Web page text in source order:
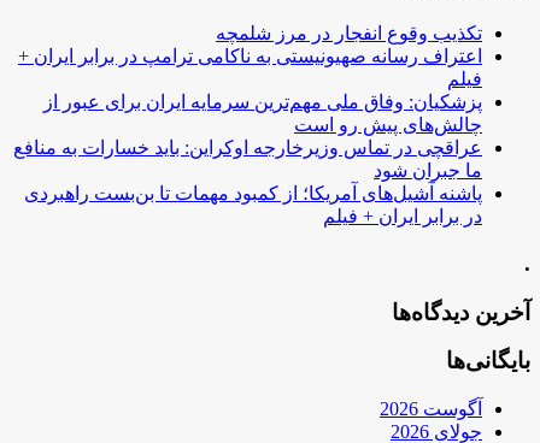
تکذیب وقوع انفجار در مرز شلمچه
اعتراف رسانه صهیونیستی به ناکامی ترامپ در برابر ایران +
فیلم
پزشکیان: وفاق ملی مهم‌ترین سرمایه ایران برای عبور از
چالش‌های پیش رو است
عراقچی در تماس وزیرخارجه اوکراین: باید خسارات به منافع
ما جبران شود
پاشنه آشیل‌های آمریکا؛ از کمبود مهمات تا بن‌بست راهبردی
در برابر ایران + فیلم
.
آخرین دیدگاه‌ها
بایگانی‌ها
آگوست 2026
جولای 2026